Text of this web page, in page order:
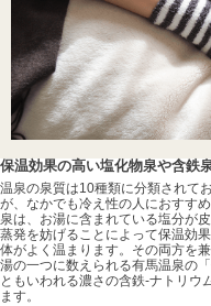
保温効果の高い塩化物泉や含鉄
温泉の泉質は10種類に分類されて
が、なかでも冷え性の人におすす
泉は、お湯に含まれている塩分が
蒸発を妨げることによって保温効
体がよく温まります。その両方を
湯の一つに数えられる有馬温泉の「
ともいわれる濃さの含鉄-ナトリウ
ます。